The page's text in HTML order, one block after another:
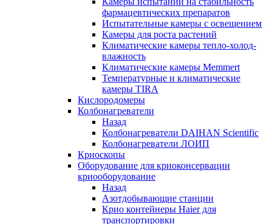
фармацевтических препаратов
Испытательные камеры с освещением
Камеры для роста растений
Климатические камеры тепло-холод-
влажность
Климатические камеры Memmert
Температурные и климатические
камеры TIRA
Кислородомеры
Колбонагреватели
Назад
Колбонагреватели DAIHAN Scientific
Колбонагреватели ЛОИП
Криоскопы
Оборудование для криоконсервации
криооборудование
Назад
Азотдобывающие станции
Крио контейнеры Haier для
транспортировки